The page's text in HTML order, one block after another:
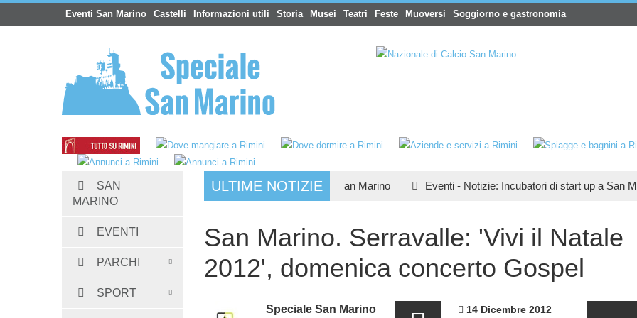
Eventi San Marino Castelli Informazioni utili Storia Musei Teatri Feste Muoversi Soggiorno e gastronomia
SAN
MARINO
EVENTI
PARCHI
SPORT
ULTIME NOTIZIE
Albergo Dogana 3 stelle San Marino Eventi-Notizie:Incubatori di start up a San
San Marino. Serravalle: 'Vivi il Natale
2012', domenica concerto Gospel
Speciale San Marino
14 Dicembre 2012